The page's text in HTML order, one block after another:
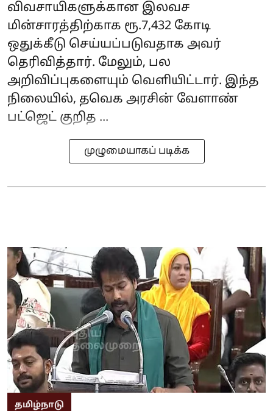
விவசாயிகளுக்கான இலவச
மின்சாரத்திற்காக ரூ.7,432 கோடி
ஒதுக்கீடு செய்யப்படுவதாக அவர்
தெரிவித்தார். மேலும், பல
அறிவிப்புகளையும் வெளியிட்டார். இந்த
நிலையில், தவெக அரசின் வேளாண்
பட்ஜெட் குறித ...
முழுமையாகப் படிக்க
தமிழ்நாடு